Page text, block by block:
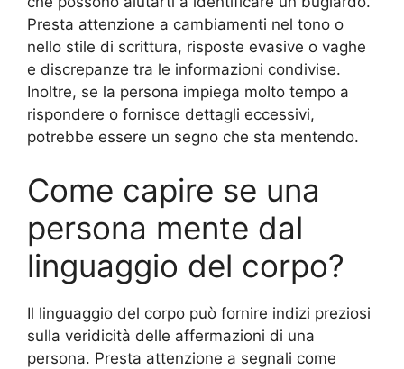
Presta attenzione a cambiamenti nel tono o
nello stile di scrittura, risposte evasive o vaghe
e discrepanze tra le informazioni condivise.
Inoltre, se la persona impiega molto tempo a
rispondere o fornisce dettagli eccessivi,
potrebbe essere un segno che sta mentendo.
Come capire se una
persona mente dal
linguaggio del corpo?
Il linguaggio del corpo può fornire indizi preziosi
sulla veridicità delle affermazioni di una
persona. Presta attenzione a segnali come